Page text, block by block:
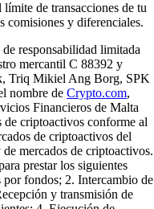
de transacciones de tu
comisiones y diferenciales.
responsabilidad limitada
mercantil C 88392 y
Triq Mikiel Ang Borg, SPK
nombre de Crypto.com,
Financieros de Malta
de criptoactivos conforme al
de criptoactivos del
mercados de criptoactivos.
prestar los siguientes
fondos; 2. Intercambio de
y transmisión de